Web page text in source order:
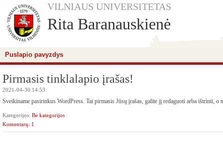
VILNIAUS UNIVERSITETAS
Rita Baranauskienė
Puslapio pavyzdys
Pirmasis tinklalapio įrašas!
2021-04-30 14:53
Sveikiname pasirinkus WordPress. Tai pirmasis Jūsų įrašas, galite jį redaguoti arba ištrinti, o
Kategorijos: Be kategorijos
Komentarų: 1